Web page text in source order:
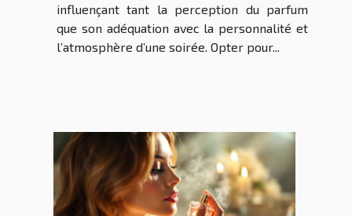
influençant tant la perception du parfum
que son adéquation avec la personnalité et
l’atmosphère d’une soirée. Opter pour...